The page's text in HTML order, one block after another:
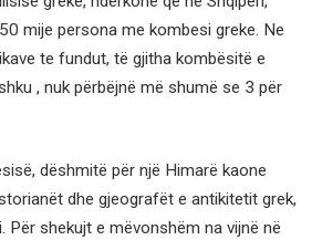
mije persona me kombesi greke. Ne
te fundut, të gjitha kombësitë e
, nuk përbëjnë më shumë se 3 për
dëshmitë për një Himarë kaone
dhe gjeografët e antikitetit grek,
Për shekujt e mëvonshëm na vijnë në